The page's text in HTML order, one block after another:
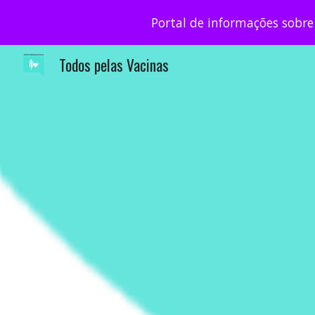
Portal de informações
Todos pelas Vacinas